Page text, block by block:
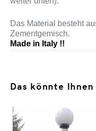
Das Material besteht
Zementgemisch.
Made in Italy !!
Das könnte